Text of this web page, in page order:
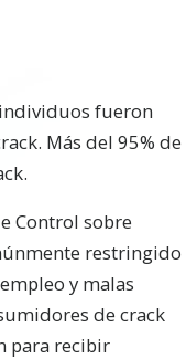
individuos fueron
Más del 95% de
Control sobre
restringido
y malas
de crack
para recibir